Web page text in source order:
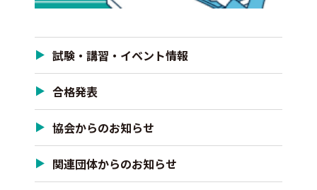
試験・講習・イベント情報
合格発表
協会からのお知らせ
関連団体からのお知らせ